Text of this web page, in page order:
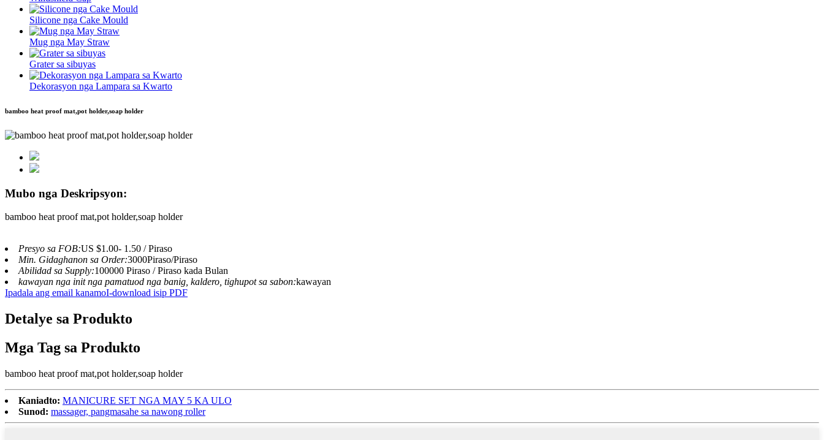
Silicone nga Cake Mould
Mug nga May Straw
Grater sa sibuyas
Dekorasyon nga Lampara sa Kwarto
bamboo heat proof mat,pot holder,soap holder
Mubo nga Deskripsyon:
bamboo heat proof mat,pot holder,soap holder
Presyo sa FOB:US $1.00- 1.50 / Piraso
Min. Gidaghanon sa Order:3000Piraso/Piraso
Abilidad sa Supply:100000 Piraso / Piraso kada Bulan
kawayan nga init nga pamatuod nga banig, kaldero, tighupot sa sabon:kawayan
Ipadala ang email kanamoI-download isip PDF
Detalye sa Produkto
Mga Tag sa Produkto
bamboo heat proof mat,pot holder,soap holder
Kaniadto: MANICURE SET NGA MAY 5 KA ULO
Sunod: massager, pangmasahe sa nawong roller